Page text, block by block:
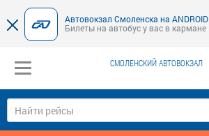
Автовокзал Смоленска на ANDROID
Билеты на автобус у вас в кармане
СМОЛЕНСКИЙ АВТОВОКЗАЛ